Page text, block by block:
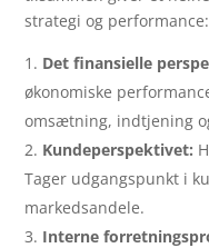
strategi og performance:
Det finansielle
økonomiske
omsætning, indtjening
Kundeperspektivet:
Tager udgangspunkt i
markedsandele.
Interne